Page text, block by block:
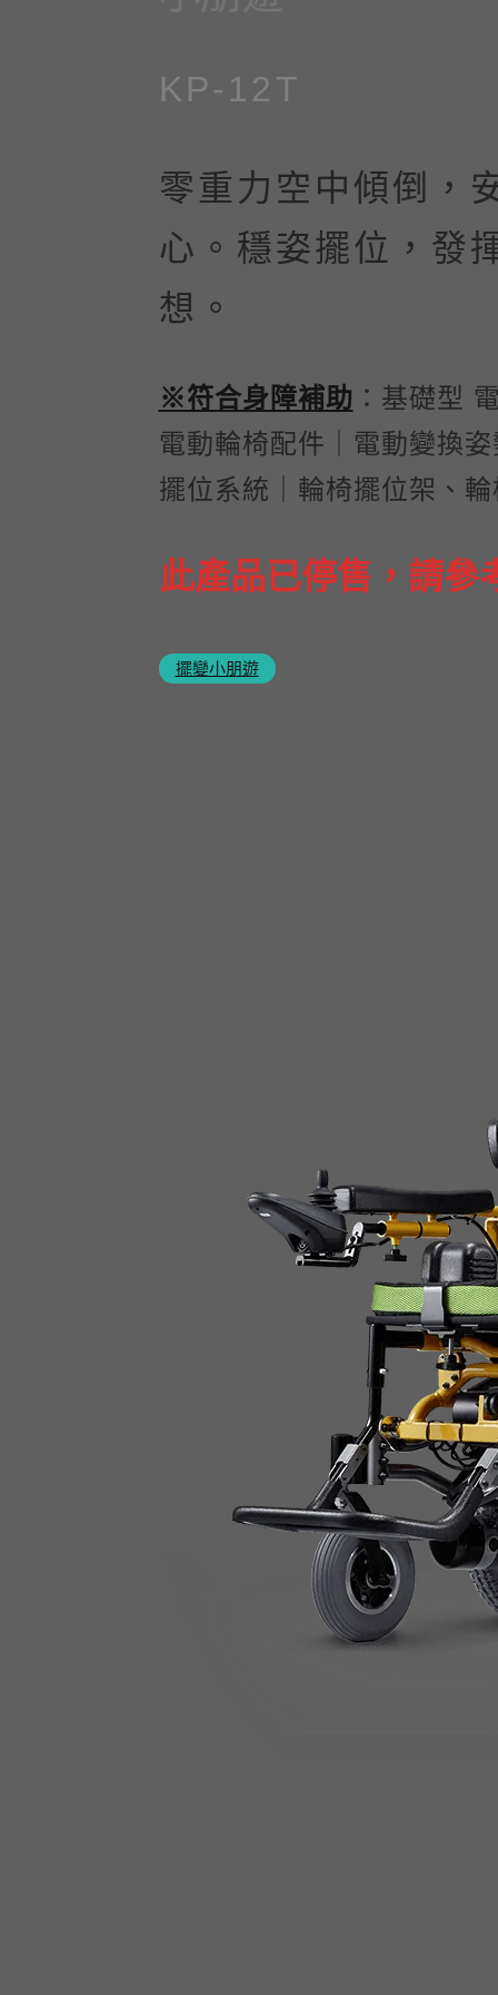
KP-12T
零重力空中傾倒，
心。穩姿擺位，發
想。
※符合身障補助 ：基礎型
電動輪椅配件｜電動變換
擺位系統｜輪椅擺位架、
此產品已停售，請參
擺變小朋遊